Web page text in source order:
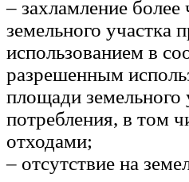
– захламление
земельного участка
использованием в
разрешенным
площади земельного
потребления, в том
отходами;
– отсутствие на